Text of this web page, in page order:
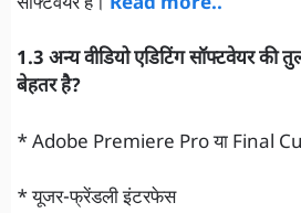
1.3 अन्य वीडियो एडिटिंग सॉफ्टवेयर की
बेहतर है?
* Adobe Premiere Pro या Final
* यूजर-फ्रेंडली इंटरफेस